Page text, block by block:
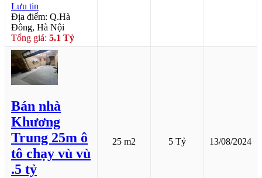
Lưu tin
Địa điểm: Q.Hà
Đông, Hà Nội
Tổng giá: 5.1 Tỷ
Bán nhà
Khương
Trung 25m ô
tô chạy vù vù
.5 tỷ
25 m2 5 Tỷ 13/08/2024